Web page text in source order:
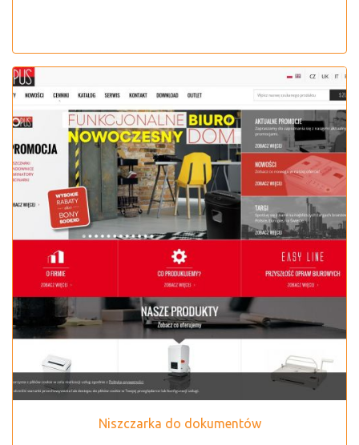
Niszczarka do dokumentów